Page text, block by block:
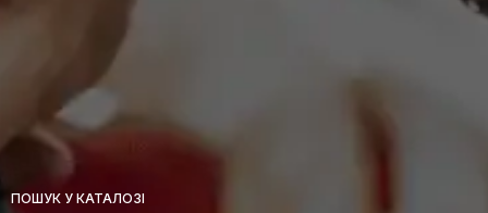
ПОШУК У КАТАЛОЗІ